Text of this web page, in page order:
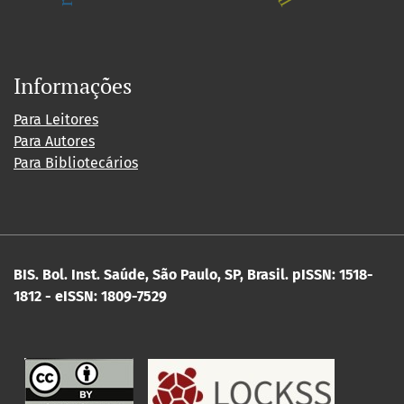
Informações
Para Leitores
Para Autores
Para Bibliotecários
BIS. Bol. Inst. Saúde, São Paulo, SP, Brasil. pISSN: 1518-
1812 - eISSN: 1809-7529